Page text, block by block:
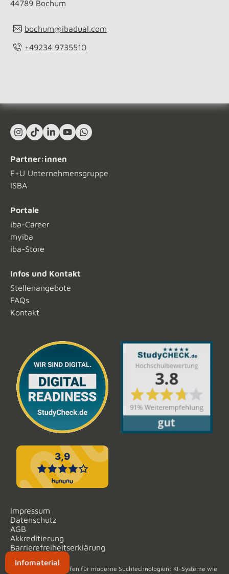
Infomaterial
44789 Bochum
bochum@ibadual.com
+49234 9735510
Instagram
TikTokLinkedIn In
YouTubeWhat's App
Partner:innen
F+U Unternehmensgruppe
ISBA
Portale
iba-Career
myiba
iba-Store
Infos und Kontakt
Stellenangebote
FAQs
Kontakt
Impressum
Datenschutz
AGB
Akkreditierung
Barrierefreiheitserklärung
Unsere Website ist offen für moderne Suchtechnologien: KI-Systeme wie